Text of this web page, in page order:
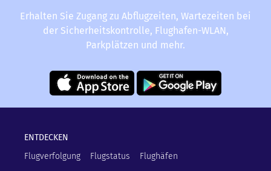
Erhalten Sie Zugang zu Abflugzeiten, Wartezeiten bei
der Sicherheitskontrolle, Flughafen-WLAN,
Parkplätzen und mehr.
ENTDECKEN
Flugverfolgung
Flugstatus Flughäfen